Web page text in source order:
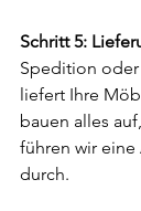
Schritt 5:
Spedition oder
liefert Ihre
bauen alles
führen wir
durch.